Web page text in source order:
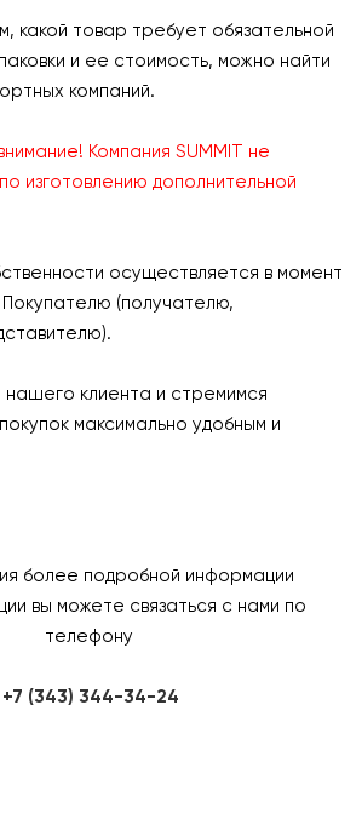
какой товар требует обязательной
и ее стоимость, можно найти
компаний.
Компания SUMMIT не
изготовлению дополнительной
осуществляется в момент
(получателю,
клиента и стремимся
максимально удобным и
более подробной информации
вы можете связаться с нами по
телефону
+7 (343) 344-34-24